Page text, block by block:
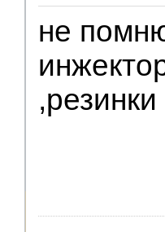
не